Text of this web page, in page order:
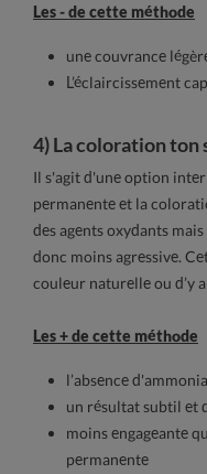
Les - de cette méthode
une couvrance
L’éclaircissement
4) La coloration ton
Il s'agit d'une option
permanente et la
des agents oxydants
donc moins agressive.
couleur naturelle ou d’y
Les + de cette méthode
l’absence
un résultat subtil et
moins engageante
permanente